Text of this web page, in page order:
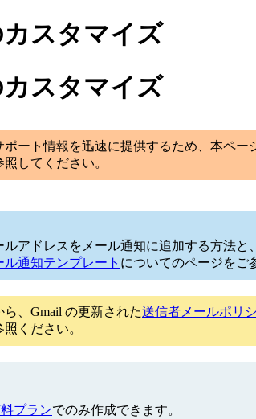
スタマイズ
スタマイズ
ート情報を迅速に提供するため、本ペ
照してください。
アドレスをメール通知に追加する方法
通知テンプレート についてのページをご
ら、Gmail の更新された送信者メールポリ
ください。
プランでのみ作成できます。